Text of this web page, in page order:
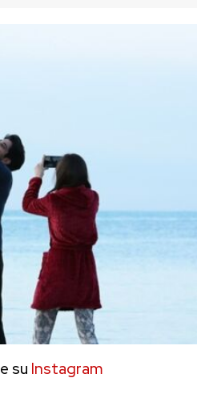
e su Instagram